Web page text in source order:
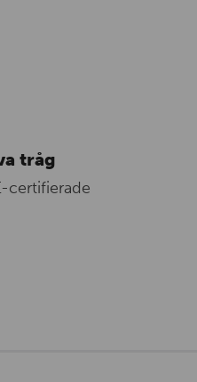
tråg
certifierade